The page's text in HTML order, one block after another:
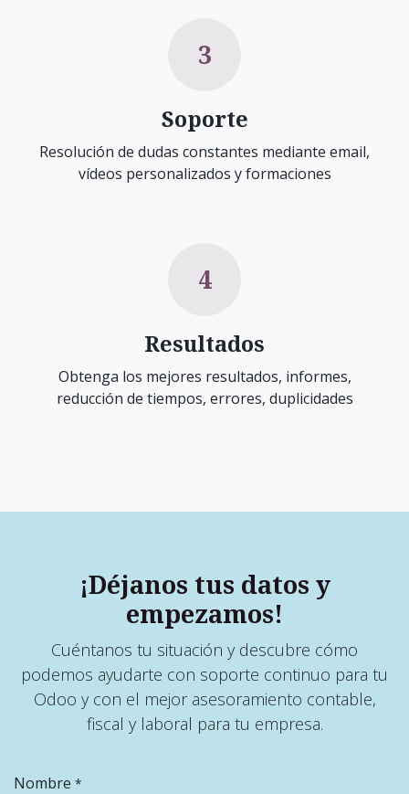
3
Soporte
Resolución de dudas constantes mediante email,
vídeos personalizados y formaciones
4
Resultados
Obtenga los mejores resultados, informes,
reducción de tiempos, errores, duplicidades
¡Déjanos tus datos y
empezamos!
Cuéntanos tu situación y descubre cómo
podemos ayudarte con soporte continuo para tu
Odoo y con el mejor asesoramiento contable,
fiscal y laboral para tu empresa.
Nombre *